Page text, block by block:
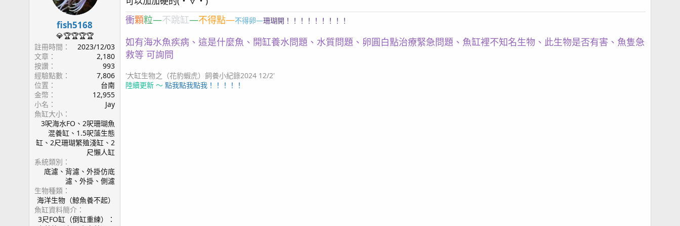
fish5168
💎🏆🏆🏆🏆
註冊時間
2023/12/03
文章
2,180
按讚
993
經驗點數
7,806
位置
台南
金幣
12,955
小名
Jay
魚缸大小
3呎海水FO、2呎珊瑚魚
混養缸、1.5呎藻生態
缸、2尺珊瑚繁殖淺缸、2
尺懶人缸
系統類別
底濾、背濾、外掛仿底
濾、外掛、側濾
生物種類
海洋生物（鯨魚養不起）
魚缸資料簡介
3尺FO缸（倒缸重練）：
衝顆粒—不跳缸—不得點—不得卵—珊瑚開！！！！！！！！！
如有海水魚疾病、這是什麼魚、開缸養水問題、水質問題、卵圓白點治療緊急問題、魚缸裡不知名生物、此生物是否有害、魚隻急
救等 可詢問
'大缸生物之（花豹蝦虎）飼養小紀錄2024 12/2'
陸續更新 ～ 點我點我點我！！！！！